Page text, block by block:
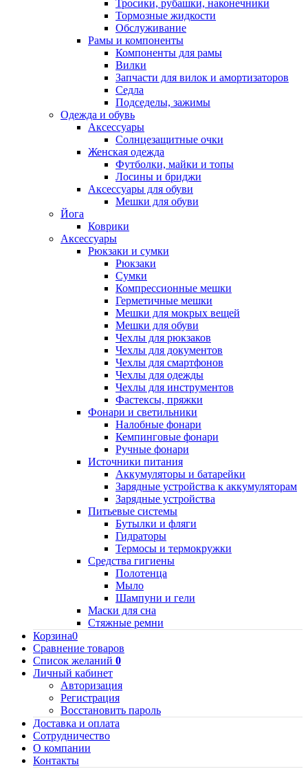
Тросики, рубашки, наконечники
Тормозные жидкости
Обслуживание
Рамы и компоненты
Компоненты для рамы
Вилки
Запчасти для вилок и амортизаторов
Седла
Подседелы, зажимы
Одежда и обувь
Аксессуары
Солнцезащитные очки
Женская одежда
Футболки, майки и топы
Лосины и бриджи
Аксессуары для обуви
Мешки для обуви
Йога
Коврики
Аксессуары
Рюкзаки и сумки
Рюкзаки
Сумки
Компрессионные мешки
Герметичные мешки
Мешки для мокрых вещей
Мешки для обуви
Чехлы для рюкзаков
Чехлы для документов
Чехлы для смартфонов
Чехлы для одежды
Чехлы для инструментов
Фастексы, пряжки
Фонари и светильники
Налобные фонари
Кемпинговые фонари
Ручные фонари
Источники питания
Аккумуляторы и батарейки
Зарядные устройства к аккумуляторам
Зарядные устройства
Питьевые системы
Бутылки и фляги
Гидраторы
Термосы и термокружки
Средства гигиены
Полотенца
Мыло
Шампуни и гели
Маски для сна
Стяжные ремни
Корзина0
Сравнение товаров
Список желаний 0
Личный кабинет
Авторизация
Регистрация
Восстановить пароль
Доставка и оплата
Сотрудничество
О компании
Контакты